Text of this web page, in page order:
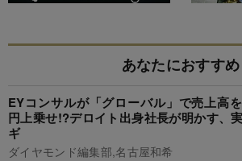
あなたにおすすめ
EYコンサルが「グローバル」で売上高
円上乗せ!?デロイト出身社長が明かす、
ギ
ダイヤモンド編集部,名古屋和希